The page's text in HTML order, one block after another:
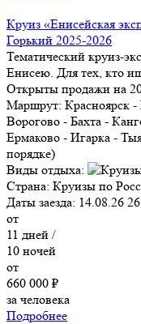
Круиз «Енисейская
Горький 2025-2026
Тематический круиз-
Енисею. Для тех, кто
Открыты продажи на
Маршрут: Красноярск
Ворогово - Бахта -
Ермаково - Игарка -
порядке)
Виды отдыха:
Страна: Круизы по
Даты заезда: 14.08.26
от
11 дней /
10 ночей
от
660 000 ₽
за человека
Подробнее